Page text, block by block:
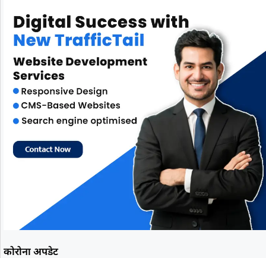
कोरोना अपडेट